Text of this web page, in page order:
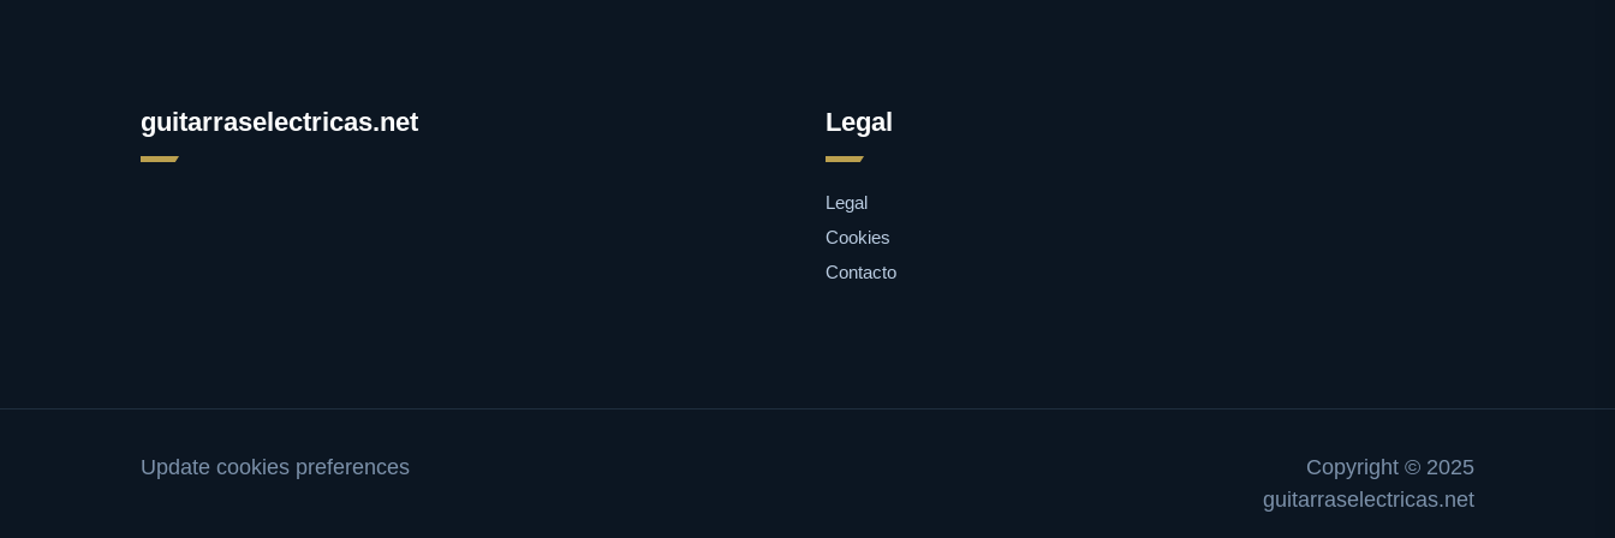
guitarraselectricas.net Legal
Legal
Cookies
Contacto
Update cookies preferences
Copyright © 2025
guitarraselectricas.net